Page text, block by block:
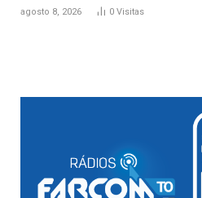
agosto 8, 2026 0 Visitas